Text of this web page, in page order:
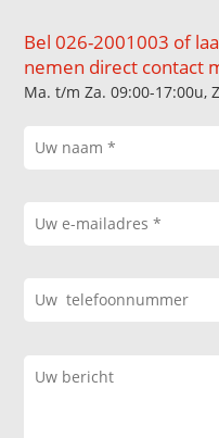
Bel 026-2001003 of
nemen direct contact
Ma. t/m Za. 09:00-17:00u,